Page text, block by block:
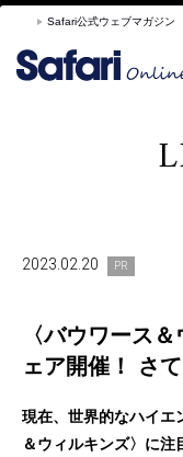
Safari公式ウェブマガジン
2023.02.20 PR
〈バウワース
ェア開催！ さ
現在、世界的なハイエ
＆ウィルキンズ〉に